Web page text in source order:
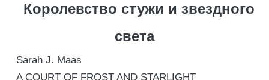
Королевство стужи и звездного
света
Sarah J. Maas
A COURT OF FROST AND STARLIGHT